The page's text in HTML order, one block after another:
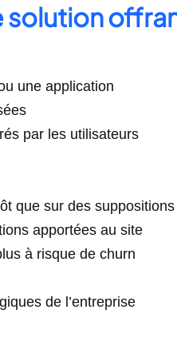
une application
par les utilisateurs
que sur des suppositions
apportées au site
à risque de churn
de l’entreprise